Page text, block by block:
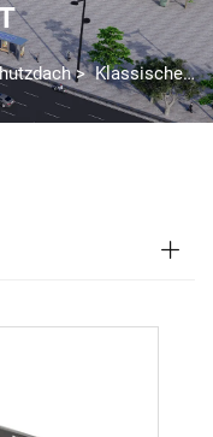
>Klassische Buswartehalle